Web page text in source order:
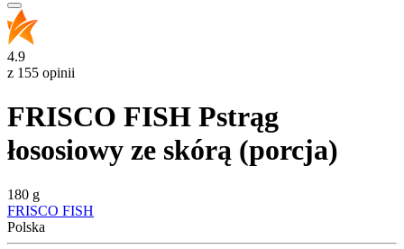
4.9
z 155 opinii
FRISCO FISH Pstrąg
łososiowy ze skórą (porcja)
180 g
FRISCO FISH
Polska